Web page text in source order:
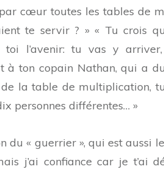
cœur toutes les tables de
te servir ? » « Tu crois
toi l’avenir: tu vas y
à ton copain Nathan, qui a
la table de multiplication,
personnes différentes… »
du « guerrier », qui est aussi
j’ai confiance car je